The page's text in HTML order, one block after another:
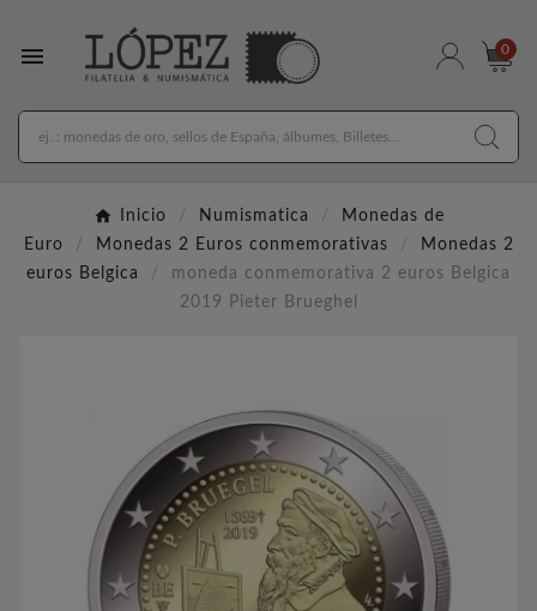
 0
Inicio Numismatica
Monedas de
Euro
Monedas 2 Euros conmemorativas
Monedas 2
euros Belgica
moneda conmemorativa 2 euros Belgica
2019 Pieter Brueghel